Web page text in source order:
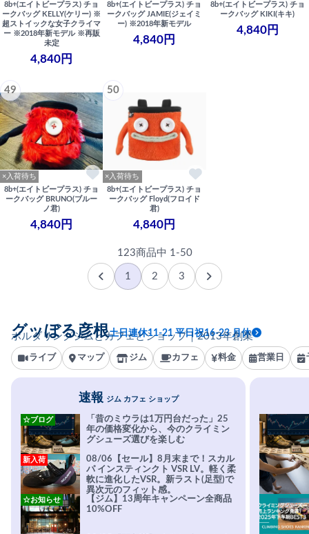
8b+(エイトビープラス) チョ
ークバッグ KELLY(ケリー) ※
超ストイックな女子クライマ
ー ※2018年新モデル ※再販
未定
4,840円
8b+(エイトビープラス) チョ
ークバッグ JAMIE(ジェイミ
ー) ※2018年新モデル
4,840円
8b+(エイトビープラス) チョ
ークバッグ KIKI(キキ)
4,840円
49
×入荷待ち
8b+(エイトビープラス) チョ
ークバッグ BRUNO(ブルー
ノ君)
4,840円
50
×入荷待ち
8b+(エイトビープラス) チョ
ークバッグ Floyd(フロイド
君)
4,840円
123商品中 1-50
1 2 3
ボルダリングジムとカフェとショップ｜2013年創業
グッぼる彦根土日連休11-21 平日祝16-23 月休
ライブ マップ ジム カフェ 料金 営業日
速報 ジム カフェ ショップ
「昔のミウラは1万円台だった」25
年の価格変化から、今のクライミン
グシューズ選びを楽しむ
☆ブログ
08/06【セール】8月末まで！スカル
パ インスティンクト VSR LV。軽く柔
軟に進化したVSR。新ラスト(足型)で
異次元のフィット感。
新入荷
【ジム】13周年キャンペーン全商品
10%OFF
☆お知らせ